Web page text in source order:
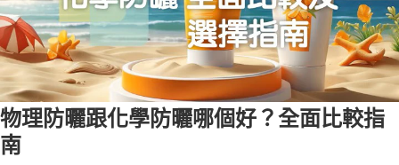
物理防曬跟化學防曬哪個好？全面比較指
南